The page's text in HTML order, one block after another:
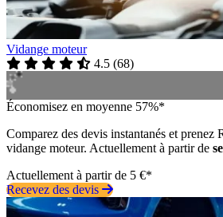
Vidange moteur
4.5 (68)
Économisez en moyenne 57%*
Comparez des devis instantanés et
vidange moteur. Actuellement à partir de
Actuellement à partir de 5 €*
Recevez des devis